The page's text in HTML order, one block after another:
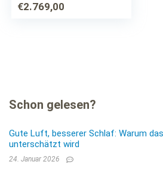
€2.769,00
Schon gelesen?
Gute Luft, besserer Schlaf: Warum
unterschätzt wird
24. Januar 2026